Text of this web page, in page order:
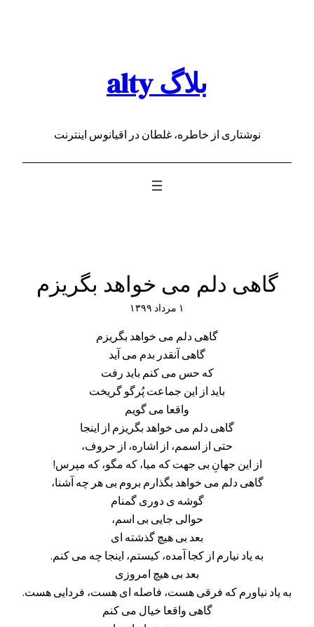
بلاگ alty
نوشتاری از خاطره، غلطان در اقیانوس اینترنت
گاهی دلم می خواهد بگریزم
۱ مرداد ۱۳۹۹
گاهی دلم می خواهد بگریزم
گاهی آنقدر بدم می آید
که حس می کنم باید رفت
باید از این جماعت پُرگو گریخت
واقعا می گویم
گاهی دلم می خواهد بگریزم از اینجا
حتی از اسمم، از اشاره، از حروف،
از این جهانِ بی جهت که میا، که مگو، که مپرس!
گاهی دلم می خواهد بگذارم بروم بی هر چه آشنا،
گوشه ی دوری گمنام
حوالی جایی بی اسم،
بعد بی هیچ گذشته ای
به یاد نیارم از کجا آمده، کیستم، اینجا چه می کنم.
بعد بی هیچ امروزی
به یاد نیاورم که فرقی هست، فاصله ای هست، فردایی هست.
گاهی واقعا خیال می کنم